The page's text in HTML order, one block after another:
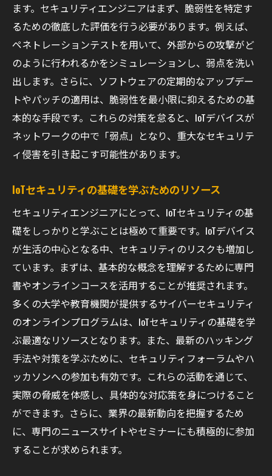
ます。セキュリティエンジニアはまず、脆弱性を特定す
るための徹底した評価を行う必要があります。例えば、
ペネトレーションテストを用いて、外部からの攻撃がど
のように行われるかをシミュレーションし、弱点を洗い
出します。さらに、ソフトウェアの定期的なアップデー
トやパッチの適用は、脆弱性を最小限に抑えるための基
本的な手段です。これらの対策を怠ると、IoTデバイスが
ネットワークの中で「弱点」となり、重大なセキュリテ
ィ侵害を引き起こす可能性があります。
IoTセキュリティの基礎を学ぶためのリソース
セキュリティエンジニアにとって、IoTセキュリティの基
礎をしっかりと学ぶことは極めて重要です。IoTデバイス
が生活の中心となる中、セキュリティのリスクも増加し
ています。まずは、基本的な概念を理解するために専門
書やオンラインコースを活用することが推奨されます。
多くの大学や教育機関が提供するサイバーセキュリティ
のオンラインプログラムは、IoTセキュリティの基礎を学
ぶ最適なリソースとなります。また、最新のハッキング
手法や対策を学ぶために、セキュリティフォーラムやハ
ッカソンへの参加も有効です。これらの活動を通じて、
実際の脅威を体感し、具体的な対応策を身につけること
ができます。さらに、業界の最新動向を把握するため
に、専門のニュースサイトやセミナーにも積極的に参加
することが求められます。